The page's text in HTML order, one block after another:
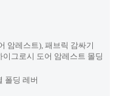
암레스트), 패브릭 감싸기
그로시 도어 암레스트 몰딩
폴딩 레버